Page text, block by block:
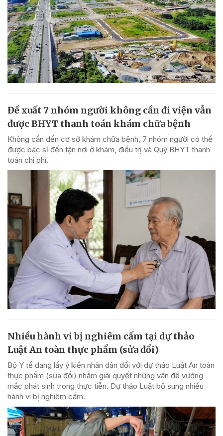
Đề xuất 7 nhóm người không cần đi viện vẫn
được BHYT thanh toán khám chữa bệnh
Không cần đến cơ sở khám chữa bệnh, 7 nhóm người có thể
được bác sĩ đến tận nơi ở khám, điều trị và Quỹ BHYT thanh
toán chi phí.
Nhiều hành vi bị nghiêm cấm tại dự thảo
Luật An toàn thực phẩm (sửa đổi)
Bộ Y tế đang lấy ý kiến nhân dân đối với dự thảo Luật An toàn
thực phẩm (sửa đổi) nhằm giải quyết những vấn đề vướng
mắc phát sinh trong thực tiễn. Dự thảo Luật bổ sung nhiều
hành vi bị nghiêm cấm.